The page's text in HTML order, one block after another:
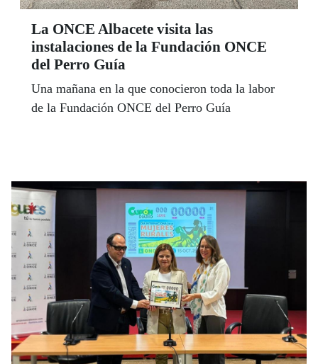
La ONCE Albacete visita las
instalaciones de la Fundación ONCE
del Perro Guía
Una mañana en la que conocieron toda la labor
de la Fundación ONCE del Perro Guía